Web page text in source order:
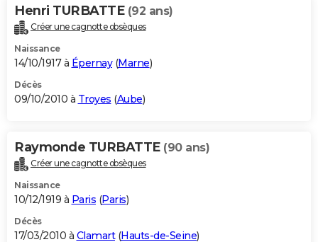
Carte de Noël
Carte Bonne année
Carte Saint-Valentin
Carte Pâques
Carte d'anniversaire
DICTIONNAIRE
Dictionnaire
Biographies
Citations
Expressions
Proverbes
PROGRAMME TV
S'inscrire
Se connecter
Lycées
Collèges
Primaires
Universités
Entreprises
Service militaire
Avis de recherche
AVIS DE DÉCÈS
Bricolage
Lifestyle
Culture
Sport
Auto
Television
Voyage
Cinema
Henri TURBATTE (92 ans)
Créer une cagnotte obsèques
Naissance
14/10/1917 à Épernay(Marne)
Décès
09/10/2010 à Troyes (Aube)
Raymonde TURBATTE (90 ans)
Créer une cagnotte obsèques
Naissance
10/12/1919 à Paris (Paris)
Décès
17/03/2010 à Clamart(Hauts-de-Seine)